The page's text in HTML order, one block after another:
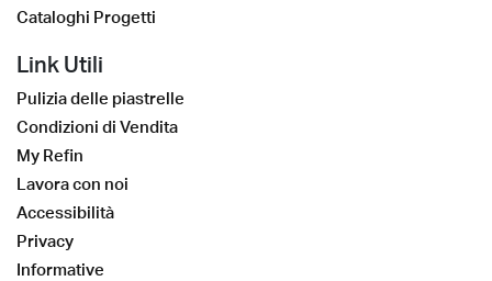
Cataloghi Progetti
Link Utili
Pulizia delle piastrelle
Condizioni di Vendita
My Refin
Lavora con noi
Accessibilità
Privacy
Informative